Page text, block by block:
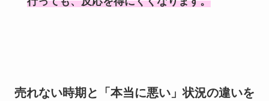
売れない時期と「本当に悪い」状況の違いを